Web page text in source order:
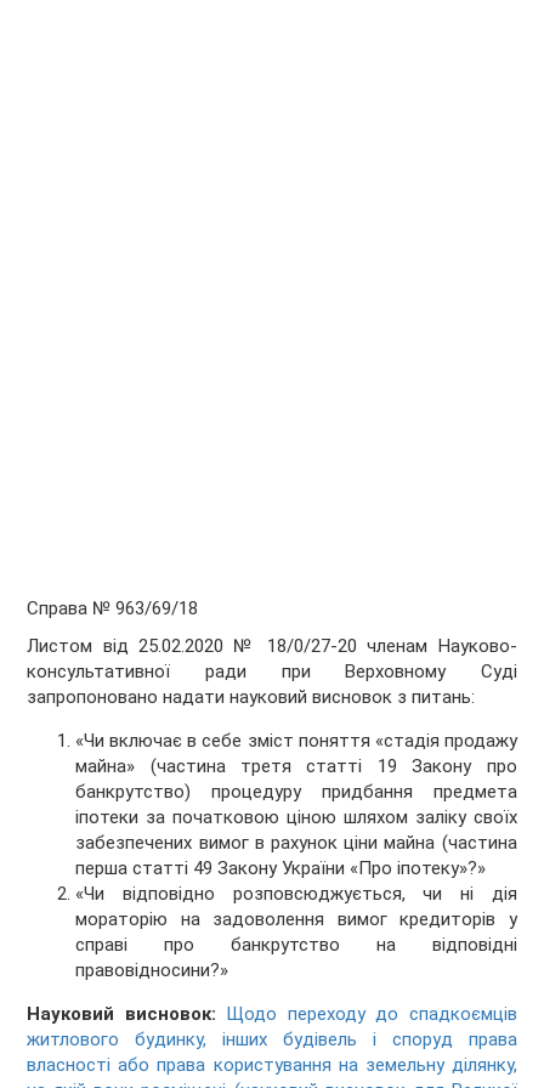
Справа № 963/69/18
Листом від 25.02.2020 № 18/0/27-20 членам Науково-
консультативної ради при Верховному Суді
запропоновано надати науковий висновок з питань:
«Чи включає в себе зміст поняття «стадія продажу
майна» (частина третя статті 19 Закону про
банкрутство) процедуру придбання предмета
іпотеки за початковою ціною шляхом заліку своїх
забезпечених вимог в рахунок ціни майна (частина
перша статті 49 Закону України «Про іпотеку»?»
«Чи відповідно розповсюджується, чи ні дія
мораторію на задоволення вимог кредиторів у
справі про банкрутство на відповідні
правовідносини?»
Науковий висновок: Щодо переходу до спадкоємців
житлового будинку, інших будівель і споруд права
власності або права користування на земельну ділянку,